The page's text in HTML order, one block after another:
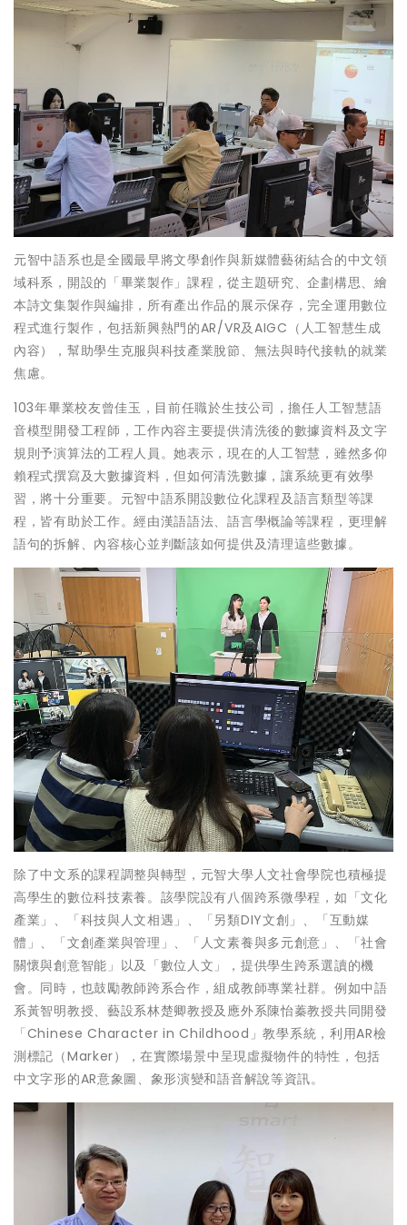
元智中語系也是全國最早將文學創作與新媒體藝術結合的中文領
域科系，開設的「畢業製作」課程，從主題研究、企劃構思、繪
本詩文集製作與編排，所有產出作品的展示保存，完全運用數位
程式進行製作，包括新興熱門的AR/VR及AIGC（人工智慧生成
內容），幫助學生克服與科技產業脫節、無法與時代接軌的就業
焦慮。
103年畢業校友曾佳玉，目前任職於生技公司，擔任人工智慧語
音模型開發工程師，工作內容主要提供清洗後的數據資料及文字
規則予演算法的工程人員。她表示，現在的人工智慧，雖然多仰
賴程式撰寫及大數據資料，但如何清洗數據，讓系統更有效學
習，將十分重要。元智中語系開設數位化課程及語言類型等課
程，皆有助於工作。經由漢語語法、語言學概論等課程，更理解
語句的拆解、內容核心並判斷該如何提供及清理這些數據。
除了中文系的課程調整與轉型，元智大學人文社會學院也積極提
高學生的數位科技素養。該學院設有八個跨系微學程，如「文化
產業」、「科技與人文相遇」、「另類DIY文創」、「互動媒
體」、「文創產業與管理」、「人文素養與多元創意」、「社會
關懷與創意智能」以及「數位人文」，提供學生跨系選讀的機
會。同時，也鼓勵教師跨系合作，組成教師專業社群。例如中語
系黃智明教授、藝設系林楚卿教授及應外系陳怡蓁教授共同開發
「Chinese Character in Childhood」教學系統，利用AR檢
測標記（Marker），在實際場景中呈現虛擬物件的特性，包括
中文字形的AR意象圖、象形演變和語音解說等資訊。